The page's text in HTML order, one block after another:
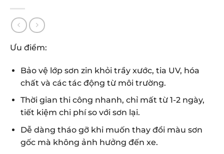
Ưu điểm:
Bảo vệ lớp sơn zin khỏi trầy xước, tia UV, hóa
chất và các tác động từ môi trường.
Thời gian thi công nhanh, chỉ mất từ 1-2 ngày,
tiết kiệm chi phí so với sơn lại.
Dễ dàng tháo gỡ khi muốn thay đổi màu sơn
gốc mà không ảnh hưởng đến xe.